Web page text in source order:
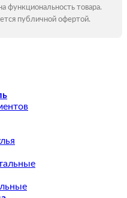
функциональность товара.
публичной офертой.